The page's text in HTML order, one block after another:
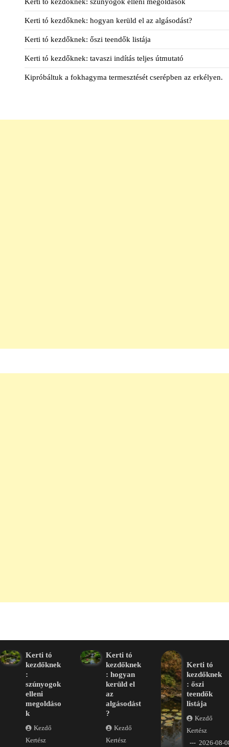
Kerti tó kezdőknek: hogyan kerüld el az algásodást?
Kerti tó kezdőknek: őszi teendők listája
Kerti tó kezdőknek: tavaszi indítás teljes útmutató
Kipróbáltuk a fokhagyma termesztését cserépben az erkélyen.
Kerti tó
kezdőknek
:
szúnyogok
elleni
megoldáso
k
Kezdő
Kertész
Kerti tó
kezdőknek
: hogyan
kerüld el
az
algásodást
?
Kezdő
Kertész
Kerti tó
kezdőknek
: őszi
teendők
listája
Kezdő
Kertész
2026-08-